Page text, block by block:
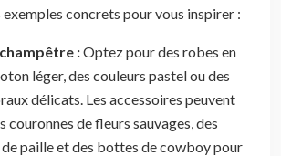
concrets pour vous inspirer :
:Optez pour des robes en
léger, des couleurs pastel ou des
délicats. Les accessoires peuvent
couronnes de fleurs sauvages, des
de paille et des bottes de cowboy pour